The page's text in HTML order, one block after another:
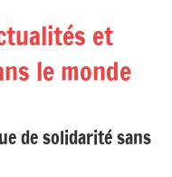
et
le monde
de solidarité sans